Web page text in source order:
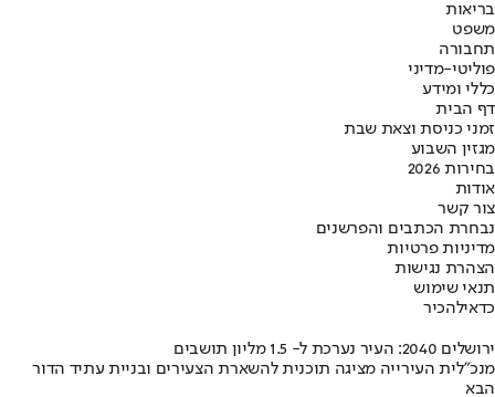
בריאות
משפט
תחבורה
פוליטי-מדיני
כללי ומידע
דף הבית
זמני כניסת וצאת שבת
מגזין השבוע
בחירות 2026
אודות
צור קשר
נבחרת הכתבים והפרשנים
מדיניות פרטיות
הצהרת נגישות
תנאי שימוש
כדאילהכיר
ירושלים 2040: העיר נערכת ל- 1.5 מליון תושבים
מנכ"לית העירייה מציגה תוכנית להשארת הצעירים ובניית עתיד הדור
הבא